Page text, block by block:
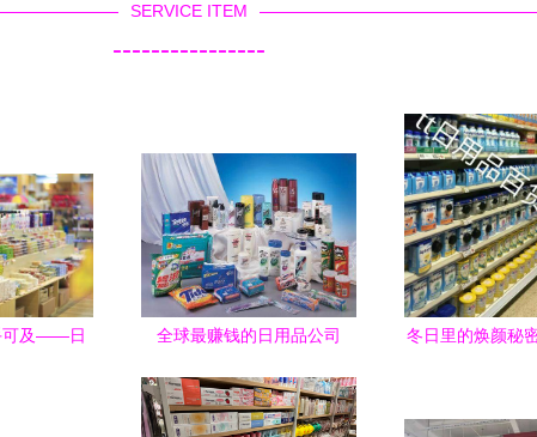
SERVICE ITEM
----------------
可及——日
全球最赚钱的日用品公司
1000亿
冬日里的焕颜秘